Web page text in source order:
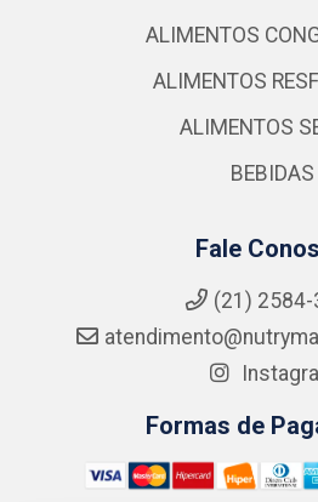
ALIMENTOS
ALIMENTOS
ALIMENTOS
BEBIDAS
Fale
(21)
Formas de